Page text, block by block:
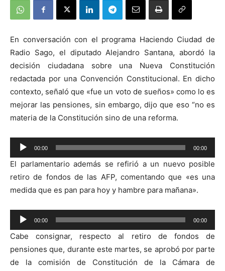
En conversación con el programa Haciendo Ciudad de
Radio Sago, el diputado Alejandro Santana, abordó la
decisión ciudadana sobre una Nueva Constitución
redactada por una Convención Constitucional. En dicho
contexto, señaló que «fue un voto de sueños» como lo es
mejorar las pensiones, sin embargo, dijo que eso “no es
materia de la Constitución sino de una reforma.
Reproductor
de
audio
00:00 00:00
El parlamentario además se refirió a un nuevo posible
retiro de fondos de las AFP, comentando que «es una
medida que es pan para hoy y hambre para mañana».
Reproductor
de
audio
00:00 00:00
Cabe consignar, respecto al retiro de fondos de
pensiones que, durante este martes, se aprobó por parte
de la comisión de Constitución de la Cámara de